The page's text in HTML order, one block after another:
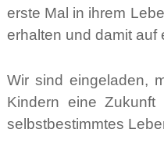
erste Mal in ihrem
erhalten und damit auf
Wir sind eingeladen,
Kindern eine
selbstbestimmtes